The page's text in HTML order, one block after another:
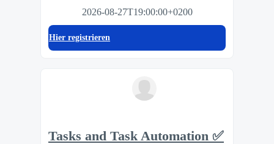
2026-08-27T19:00:00+0200
Hier registrieren
Tasks and Task Automation ✅